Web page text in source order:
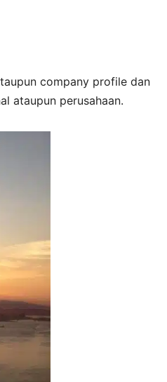
company profile dan
ataupun perusahaan.